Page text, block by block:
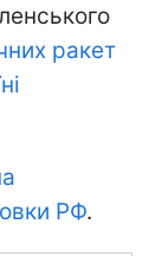
ракет
РФ.